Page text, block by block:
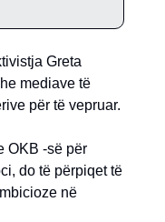
Greta
mediave të
për të vepruar.
OKB -së për
do të përpiqet të
në